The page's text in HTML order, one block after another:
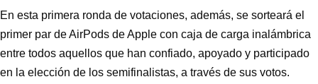
En esta primera ronda de votaciones, además, se sorteará el
primer par de AirPods de Apple con caja de carga inalámbrica
entre todos aquellos que han confiado, apoyado y participado
en la elección de los semifinalistas, a través de sus votos.